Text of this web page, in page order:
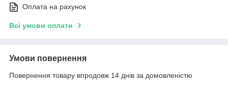
Оплата на рахунок
Всі умови оплати
Умови повернення
Повернення товару впродовж 14 днів за домовленістю